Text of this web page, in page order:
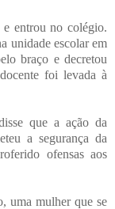
e entrou no colégio.
unidade escolar em
braço e decretou
foi levada à
que a ação da
a segurança da
ofensas aos
uma mulher que se